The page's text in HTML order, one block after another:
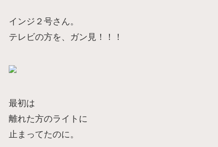
インジ２号さん。
テレビの方を、ガン見！！！
最初は
離れた方のライトに
止まってたのに。